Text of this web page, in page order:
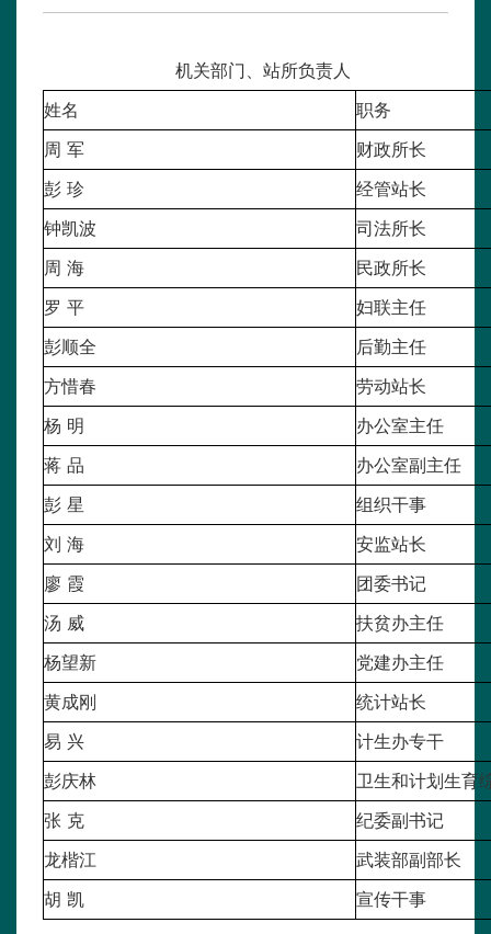
机关部门、站所负责人
姓名
职务
周 军
财政所长
彭 珍
经管站长
钟凯波
司法所长
周 海
民政所长
罗 平
妇联主任
彭顺全
后勤主任
方惜春
劳动站长
杨 明
办公室主任
蒋 品
办公室副主任
彭 星
组织干事
刘 海
安监站长
廖 霞
团委书记
汤 威
扶贫办主任
杨望新
党建办主任
黄成刚
统计站长
易 兴
计生办专干
彭庆林
卫生和计划生育
张 克
纪委副书记
龙楷江
武装部副部长
胡 凯
宣传干事